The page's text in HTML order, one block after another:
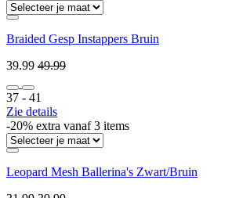
Braided Gesp Instappers Bruin
39.99 49.99
37 ‐ 41
Zie details
-20% extra vanaf 3 items
Leopard Mesh Ballerina's Zwart/Bruin